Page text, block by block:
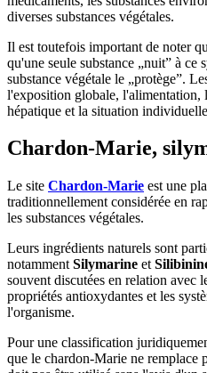
diverses substances végétales.
Il est toutefois important de noter
qu'une seule substance „nuit” à ce
substance végétale le „protège”.
l'exposition globale, l'alimentation,
hépatique et la situation
Chardon-Marie,
Le site Chardon-Marie est une
traditionnellement considérée en
les substances végétales.
Leurs ingrédients naturels sont
notamment Silymarine et
souvent discutées en relation avec
propriétés antioxydantes et les
l'organisme.
Pour une classification
que le chardon-Marie ne remplace